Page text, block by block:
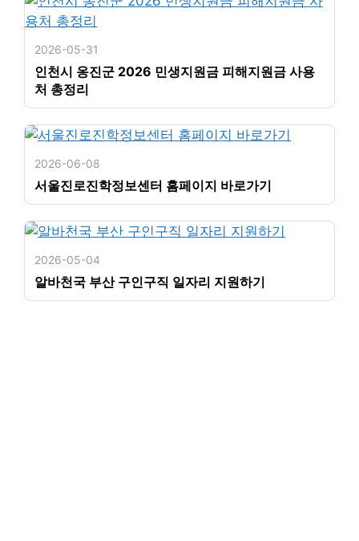
2026-05-31
인천시 옹진군 2026 민생지원금 피해지원금 사용
처 총정리
2026-06-08
서울진로진학정보센터 홈페이지 바로가기
2026-05-04
알바천국 부산 구인구직 일자리 지원하기